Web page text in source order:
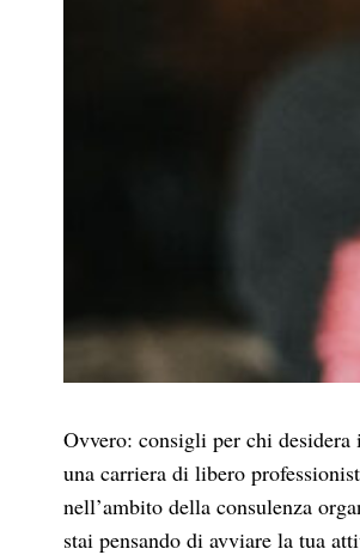
Ovvero: consigli per chi desidera
una carriera di libero
nell’ambito della consulenza
stai pensando di avviare la tua